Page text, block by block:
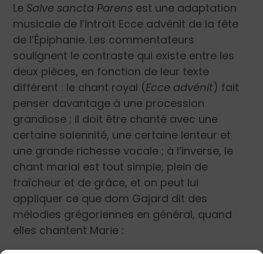
Le Salve sancta Parens est une adaptation
musicale de l’introït Ecce advénit de la fête
de l’Épiphanie. Les commentateurs
soulignent le contraste qui existe entre les
deux pièces, en fonction de leur texte
différent : le chant royal (Ecce advénit) fait
penser davantage à une procession
grandiose ; il doit être chanté avec une
certaine solennité, une certaine lenteur et
une grande richesse vocale ; à l’inverse, le
chant marial est tout simple, plein de
fraîcheur et de grâce, et on peut lui
appliquer ce que dom Gajard dit des
mélodies grégoriennes en général, quand
elles chantent Marie :